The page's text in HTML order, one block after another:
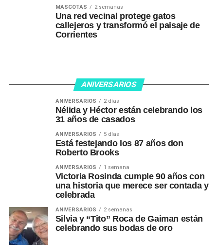
MASCOTAS 2 semanas
Una red vecinal protege gatos
callejeros y transformó el paisaje de
Corrientes
ANIVERSARIOS
ANIVERSARIOS 2 días
Nélida y Héctor están celebrando los
31 años de casados
ANIVERSARIOS 5 días
Está festejando los 87 años don
Roberto Brooks
ANIVERSARIOS 1 semana
Victoria Rosinda cumple 90 años con
una historia que merece ser contada y
celebrada
ANIVERSARIOS 2 semanas
Silvia y “Tito” Roca de Gaiman están
celebrando sus bodas de oro